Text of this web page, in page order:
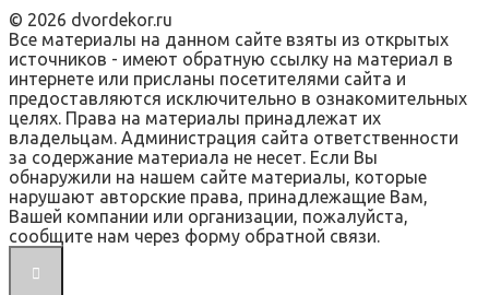
© 2026 dvordekor.ru
Все материалы на данном сайте взяты из открытых
источников - имеют обратную ссылку на материал в
интернете или присланы посетителями сайта и
предоставляются исключительно в ознакомительных
целях. Права на материалы принадлежат их
владельцам. Администрация сайта ответственности
за содержание материала не несет. Если Вы
обнаружили на нашем сайте материалы, которые
нарушают авторские права, принадлежащие Вам,
Вашей компании или организации, пожалуйста,
сообщите нам через форму обратной связи.